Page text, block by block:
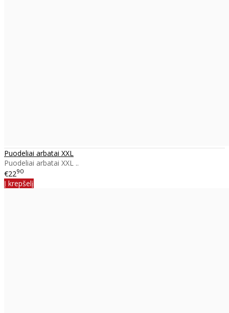
Puodeliai arbatai XXL
Puodeliai arbatai XXL ..
€2290
Į krepšelį